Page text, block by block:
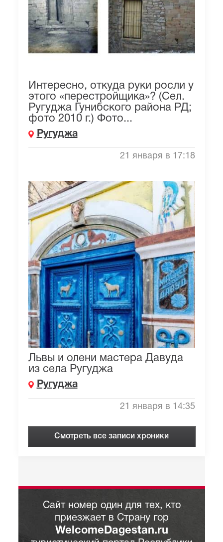
Интересно, откуда руки росли у
этого «перестройщика»? (Сел.
Ругуджа Гунибского района РД;
фото 2010 г.) Фото...
Ругуджа
21 января в 17:18
Львы и олени мастера Давуда
из села Ругуджа
Ругуджа
21 января в 14:35
Смотреть все записи хроники
Сайт номер один для тех, кто
приезжает в Страну гор
WelcomeDagestan.ru